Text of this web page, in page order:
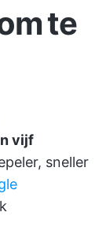
te
vijf
sneller